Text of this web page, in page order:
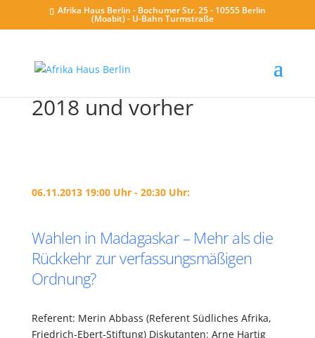
Afrika Haus Berlin - Bochumer Str. 25 - 10555 Berlin
(Moabit) - U-Bahn Turmstraße
2018 und vorher
06.11.2013 19:00 Uhr - 20:30 Uhr:
Wahlen in Madagaskar – Mehr als die
Rückkehr zur verfassungsmäßigen
Ordnung?
Referent: Merin Abbass (Referent Südliches Afrika,
Friedrich-Ebert-Stiftung) Diskutanten: Arne Hartig